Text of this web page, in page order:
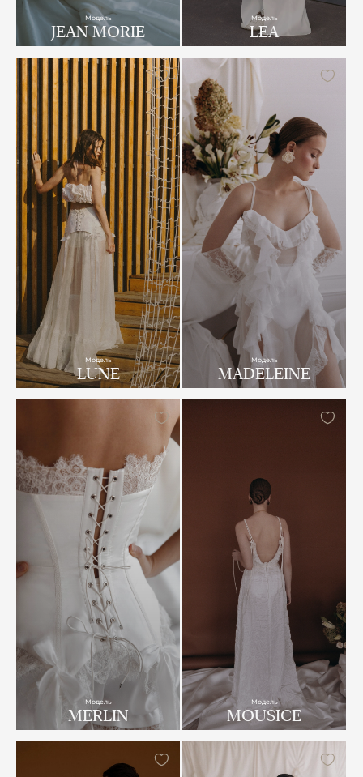
Модель
JEAN MORIE
Модель
LEA
Модель
LUNE
Модель
MADELEINE
Модель
MERLIN
Модель
MOUSICE